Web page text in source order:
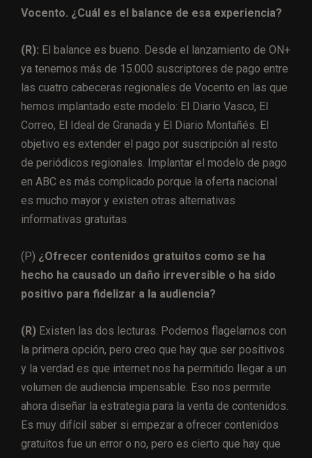
Vocento. ¿Cuál es el balance de esa experiencia?
(R): El balance es bueno. Desde el lanzamiento de ON+
ya tenemos más de 15.000 suscriptores de pago entre
las cuatro cabeceras regionales de Vocento en las que
hemos implantado este modelo: El Diario Vasco, El
Correo, El Ideal de Granada y El Diario Montañés. El
objetivo es extender el pago por suscripción al resto
de periódicos regionales. Implantar el modelo de pago
en ABC es más complicado porque la oferta nacional
es mucho mayor y existen otras alternativas
informativas gratuitas.
(P) ¿Ofrecer contenidos gratuitos como se ha
hecho ha causado un daño irreversible o ha sido
positivo para fidelizar a la audiencia?
(R) Existen las dos lecturas. Podemos flagelarnos con
la primera opción, pero creo que hay que ser positivos
y la verdad es que internet nos ha permitido llegar a un
volumen de audiencia impensable. Eso nos permite
ahora diseñar la estrategia para la venta de contenidos.
Es muy difícil saber si empezar a ofrecer contenidos
gratuitos fue un error o no, pero es cierto que hay que